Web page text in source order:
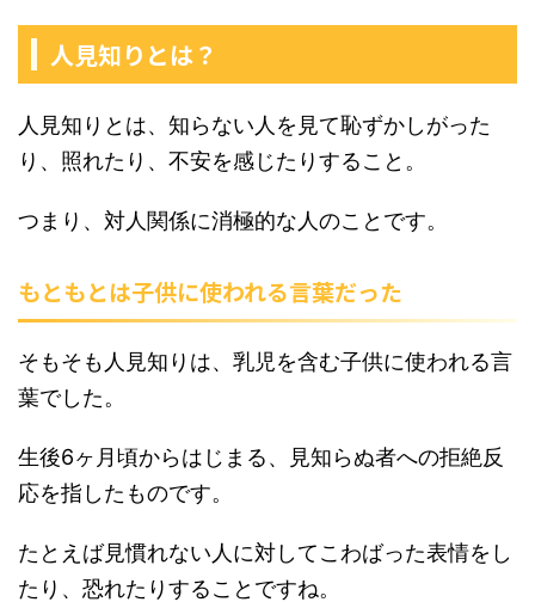
人見知りとは？
人見知りとは、知らない人を見て恥ずかしがった
り、照れたり、不安を感じたりすること。
つまり、対人関係に消極的な人のことです。
もともとは子供に使われる言葉だった
そもそも人見知りは、乳児を含む子供に使われる言
葉でした。
生後6ヶ月頃からはじまる、見知らぬ者への拒絶反
応を指したものです。
たとえば見慣れない人に対してこわばった表情をし
たり、恐れたりすることですね。